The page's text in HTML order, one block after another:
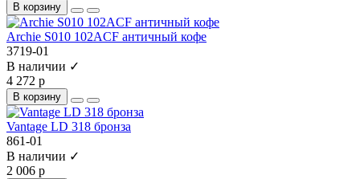
В корзину
Archie S010 102ACF античный кофе
3719-01
В наличии ✓
4 272 р
В корзину
Vantage LD 318 бронза
861-01
В наличии ✓
2 006 р